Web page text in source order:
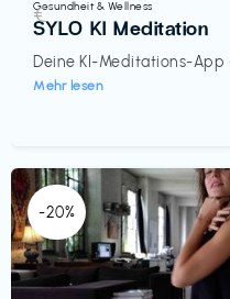
Gesundheit & Wellness
SYLO KI Meditation
Deine KI-Meditations-App
Mehr lesen
€‎
-20%